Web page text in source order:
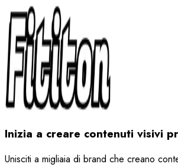
Inizia a creare contenuti visivi
Unisciti a migliaia di brand che creano